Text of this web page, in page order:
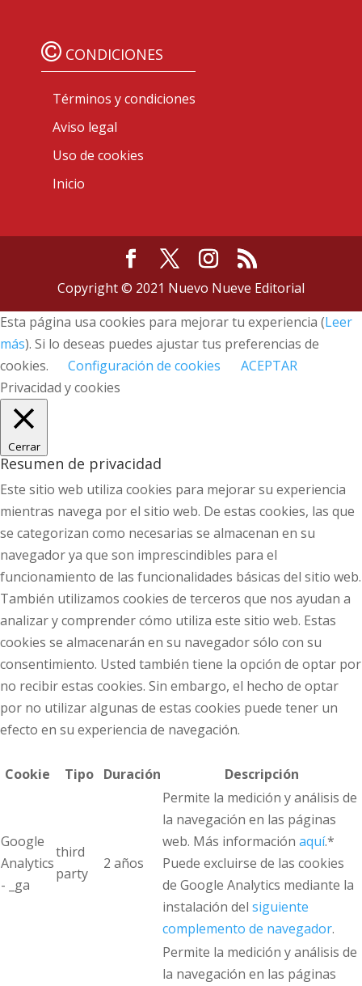
CONDICIONES
Términos y condiciones
Aviso legal
Uso de cookies
Inicio
Copyright © 2021 Nuevo Nueve Editorial
Esta página usa cookies para mejorar tu experiencia (Leer
más). Si lo deseas puedes ajustar tus preferencias de
cookies.
Configuración de cookies
ACEPTAR
Privacidad y cookies
Cerrar
Resumen de privacidad
Este sitio web utiliza cookies para mejorar su experiencia
mientras navega por el sitio web. De estas cookies, las que
se categorizan como necesarias se almacenan en su
navegador ya que son imprescindibles para el
funcionamiento de las funcionalidades básicas del sitio web.
También utilizamos cookies de terceros que nos ayudan a
analizar y comprender cómo utiliza este sitio web. Estas
cookies se almacenarán en su navegador sólo con su
consentimiento. Usted también tiene la opción de optar por
no recibir estas cookies. Sin embargo, el hecho de optar
por no utilizar algunas de estas cookies puede tener un
efecto en su experiencia de navegación.
Cookie Tipo Duración Descripción
Google
Analytics
- _ga
third
party
2 años
Permite la medición y análisis de
la navegación en las páginas
web. Más información aquí.*
Puede excluirse de las cookies
de Google Analytics mediante la
instalación del siguiente
complemento de navegador.
Permite la medición y análisis de
la navegación en las páginas